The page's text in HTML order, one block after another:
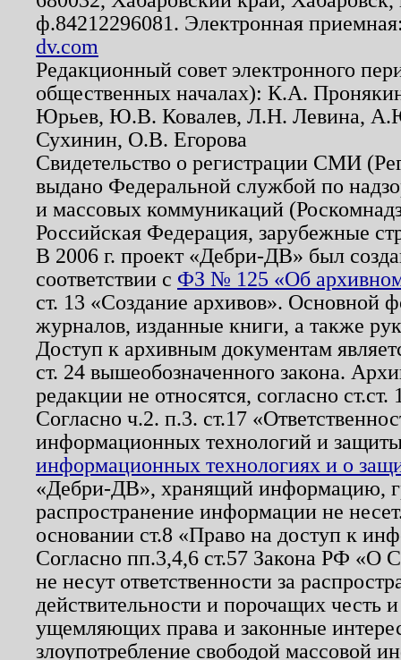
ф.84212296081. Электронная
dv.com
Редакционный совет электронного
общественных началах): К.А.
Юрьев, Ю.В. Ковалев, Л.Н. Левина,
Сухинин, О.В. Егорова
Свидетельство о регистрации СМИ
выдано Федеральной службой по
и массовых коммуникаций
Российская Федерация, зарубежные
В 2006 г. проект «Дебри-ДВ» был
соответствии с ФЗ № 125 «Об
ст. 13 «Создание архивов». Основной
журналов, изданные книги, а также
Доступ к архивным документам
ст. 24 вышеобозначенного закона.
редакции не относятся, согласно
Согласно ч.2. п.3. ст.17
информационных технологий и
информационных технологиях и о
«Дебри-ДВ», хранящий информацию,
распространение информации не
основании ст.8 «Право на доступ к
Согласно пп.3,4,6 ст.57 Закона РФ «О
не несут ответственности за
действительности и порочащих честь
ущемляющих права и законные
злоупотребление свободой массовой